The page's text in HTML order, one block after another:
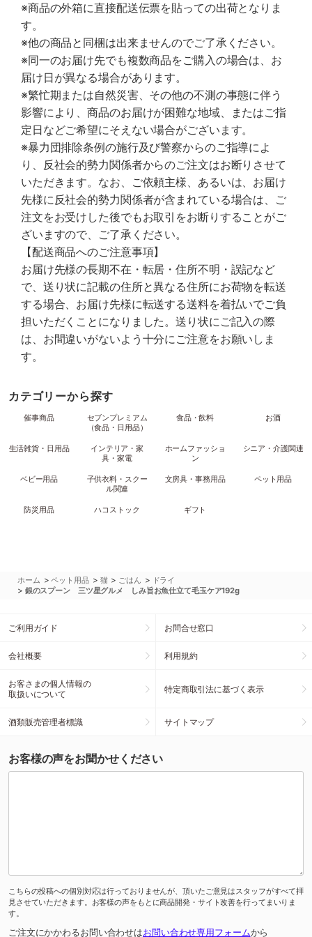
※商品の外箱に直接配送伝票を貼っての出荷となりま
す。
※他の商品と同梱は出来ませんのでご了承ください。
※同一のお届け先でも複数商品をご購入の場合は、お
届け日が異なる場合があります。
※繁忙期または自然災害、その他の不測の事態に伴う
影響により、商品のお届けが困難な地域、またはご指
定日などご希望にそえない場合がございます。
※暴力団排除条例の施行及び警察からのご指導によ
り、反社会的勢力関係者からのご注文はお断りさせて
いただきます。なお、ご依頼主様、あるいは、お届け
先様に反社会的勢力関係者が含まれている場合は、ご
注文をお受けした後でもお取引をお断りすることがご
ざいますので、ご了承ください。
【配送商品へのご注意事項】
お届け先様の長期不在・転居・住所不明・誤記など
で、送り状に記載の住所と異なる住所にお荷物を転送
する場合、お届け先様に転送する送料を着払いでご負
担いただくことになりました。送り状にご記入の際
は、お間違いがないよう十分にご注意をお願いしま
す。
カテゴリーから探す
催事商品
セブンプレミアム
（食品・日用品）
食品・飲料 お酒
生活雑貨・日用品
インテリア・家
具・家電
ホームファッショ
ン
シニア・介護関連
ベビー用品
子供衣料・スクー
ル関連
文房具・事務用品 ペット用品
防災用品 ハコストック ギフト
ホーム >ペット用品 > 猫 > ごはん > ドライ
> 銀のスプーン 三ツ星グルメ しみ旨お魚仕立て毛玉ケア192g
ご利用ガイド お問合せ窓口
会社概要 利用規約
お客さまの個人情報の
取扱いについて
特定商取引法に基づく表示
酒類販売管理者標識 サイトマップ
お客様の声をお聞かせください
こちらの投稿への個別対応は行っておりませんが、頂いたご意見はスタッフがすべて拝
見させていただきます。お客様の声をもとに商品開発・サイト改善を行ってまいりま
す。
ご注文にかかわるお問い合わせはお問い合わせ専用フォームから